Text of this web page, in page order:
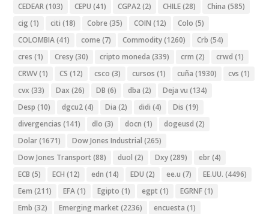
CEDEAR(103) CEPU (41) CGPA2(2) CHILE(28) China (585)
cig (1) citi (18) Cobre (35) COIN (12) Colo (5)
COLOMBIA(41) come (7) Commodity(1260) Crb (54)
cres (1) Cresy(30) cripto moneda (339) crm (2) crwd (1)
CRWV(1) CS (12) csco (3) cursos (1) cuña (1930) cvs (1)
cvx (33) Dax (26) DB (6) dba (2) Deja vu (134)
Desp (10) dgcu2(4) Dia (2) didi (4) Dis (19)
divergencias (141) dlo (3) docn (1) dogeusd (2)
Dolar(1671) Dow Jones Industrial (265)
Dow Jones Transport (88) duol (2) Dxy(289) ebr(4)
ECB (5) ECH (12) edn (14) EDU (2) ee.u (7) EE.UU. (4496)
Eem (211) EFA(1) Egipto (1) egpt (1) EGRNF(1)
Emb (32) Emerging market (2236) encuesta (1)